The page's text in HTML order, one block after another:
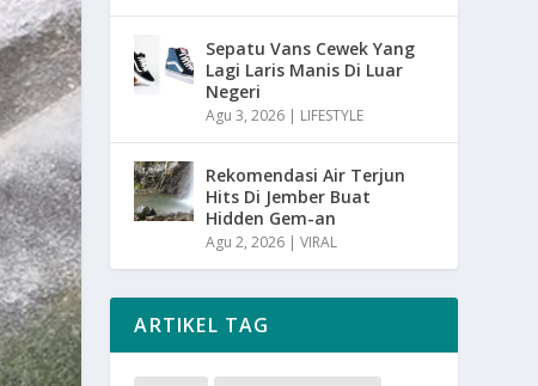
Sepatu Vans Cewek Yang
Lagi Laris Manis Di Luar
Negeri
Agu 3, 2026 | LIFESTYLE
Rekomendasi Air Terjun
Hits Di Jember Buat
Hidden Gem-an
Agu 2, 2026 |VIRAL
ARTIKEL TAG